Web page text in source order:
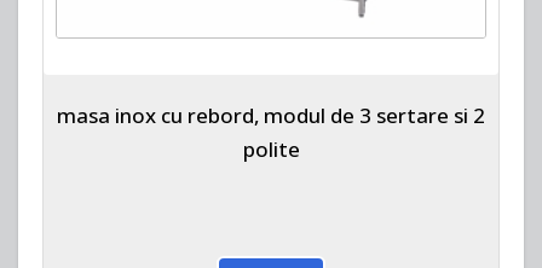
masa inox cu rebord, modul de 3 sertare si 2
polite